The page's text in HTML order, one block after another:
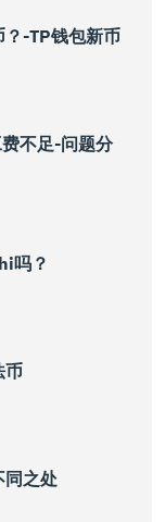
-TP钱包新币
不足-问题分
吗？
币
同之处